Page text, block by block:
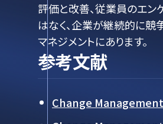
評価と改善、従業員のエン
はなく、企業が継続的に競
マネジメントにあります。
参考文献
Change